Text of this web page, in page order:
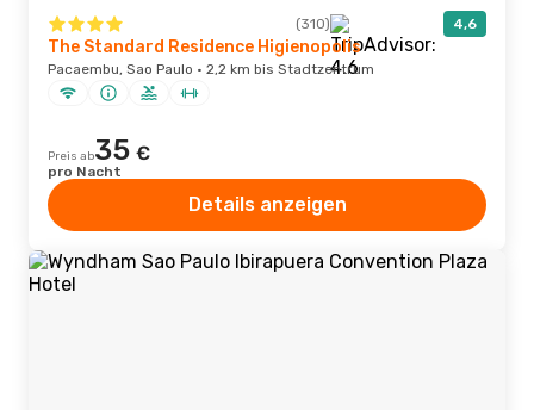
(310) 4,6
The Standard Residence Higienopolis
Pacaembu, Sao Paulo · 2,2 km bis Stadtzentrum
Preis ab35 €
pro Nacht
Details anzeigen